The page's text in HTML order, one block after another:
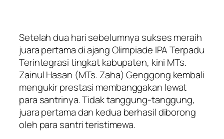
Setelah dua hari sebelumnya sukses meraih
juara pertama di ajang Olimpiade IPA Terpadu
Terintegrasi tingkat kabupaten, kini MTs.
Zainul Hasan (MTs. Zaha) Genggong kembali
mengukir prestasi membanggakan lewat
para santrinya. Tidak tanggung-tanggung,
juara pertama dan kedua berhasil diborong
oleh para santri teristimewa.